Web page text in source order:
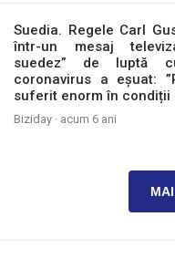
Suedia. Regele Carl
într-un mesaj
suedez” de luptă
coronavirus a eșuat:
suferit enorm în condiții
Biziday · acum 6 ani